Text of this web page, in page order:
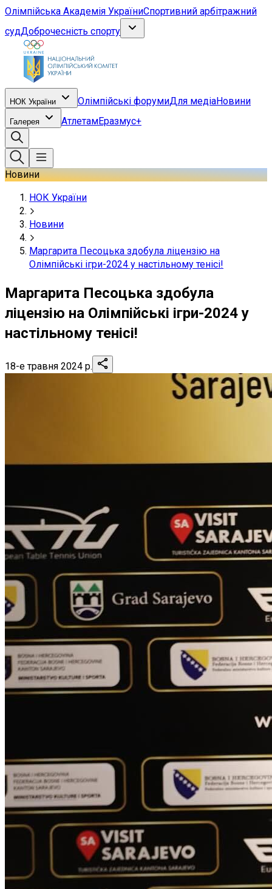
Олімпійська Академія УкраїниСпортивний арбітражний
судДоброчесність спорту
НОК України Олімпійські форумиДля медіаНовини
Галерея АтлетамЕразмус+
Новини
НОК України
Новини
Маргарита Песоцька здобула ліцензію на
Олімпійські ігри-2024 у настільному тенісі!
Маргарита Песоцька здобула
ліцензію на Олімпійські ігри-2024 у
настільному тенісі!
18-е травня 2024 р.